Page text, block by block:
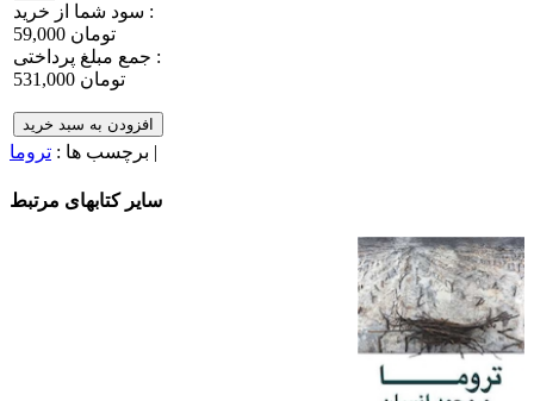
سود شما از خرید :
59,000 تومان
جمع مبلغ پرداختی :
531,000 تومان
افزودن به سبد خرید
برچسب ها : تروما |
سایر کتابهای مرتبط